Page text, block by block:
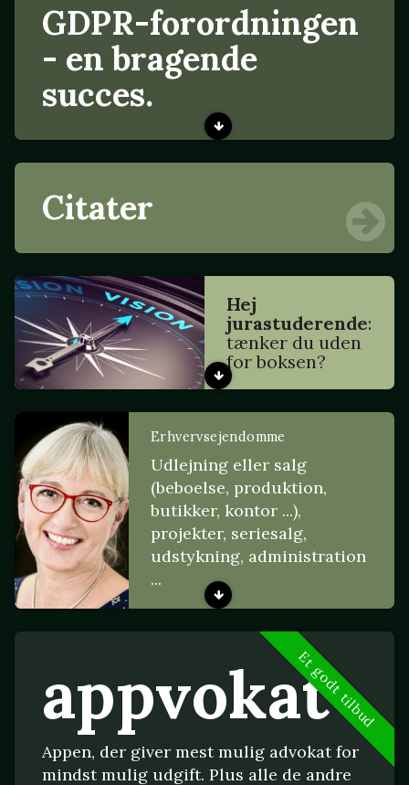
GDPR-forordningen
- en bragende
succes.
Citater
Hej
jurastuderende:
tænker du uden
for boksen?
Erhvervsejendomme
Udlejning eller salg
(beboelse, produktion,
butikker, kontor ...),
projekter, seriesalg,
udstykning, administration
...
Et godt tilbud
appvokat
Appen, der giver mest mulig advokat for
mindst mulig udgift. Plus alle de andre